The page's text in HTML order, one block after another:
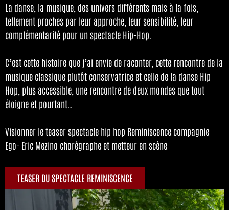
La danse, la musique, des univers différents mais à la fois,
tellement proches par leur approche, leur sensibilité, leur
complémentarité pour un spectacle Hip-Hop.
C’est cette histoire que j’ai envie de raconter, cette rencontre de la
musique classique plutôt conservatrice et celle de la danse Hip
Hop, plus accessible, une rencontre de deux mondes que tout
éloigne et pourtant…
Visionner le teaser spectacle hip hop Reminiscence compagnie
Ego- Eric Mezino chorégraphe et metteur en scène
TEASER DU SPECTACLE REMINISCENCE